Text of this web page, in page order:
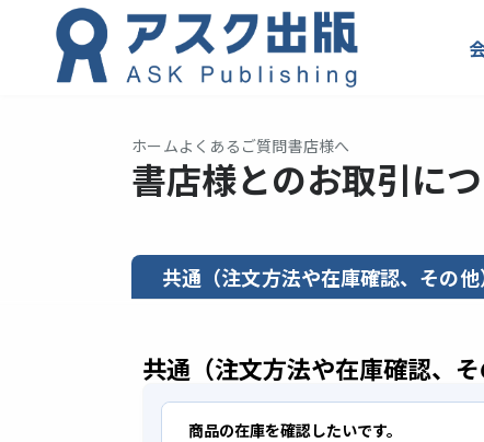
ホームよくあるご質問書店様へ
書店様とのお取引に
共通（注文方法や在庫確認、その他
共通（注文方法や在庫確認、そ
商品の在庫を確認したいです。